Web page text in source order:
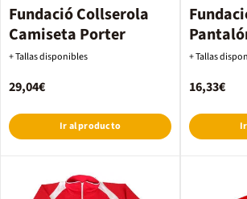
Fundació Collserola
Camiseta Porter
+ Tallas disponibles
29,04€
Ir al producto
+ Tallas
16,33€